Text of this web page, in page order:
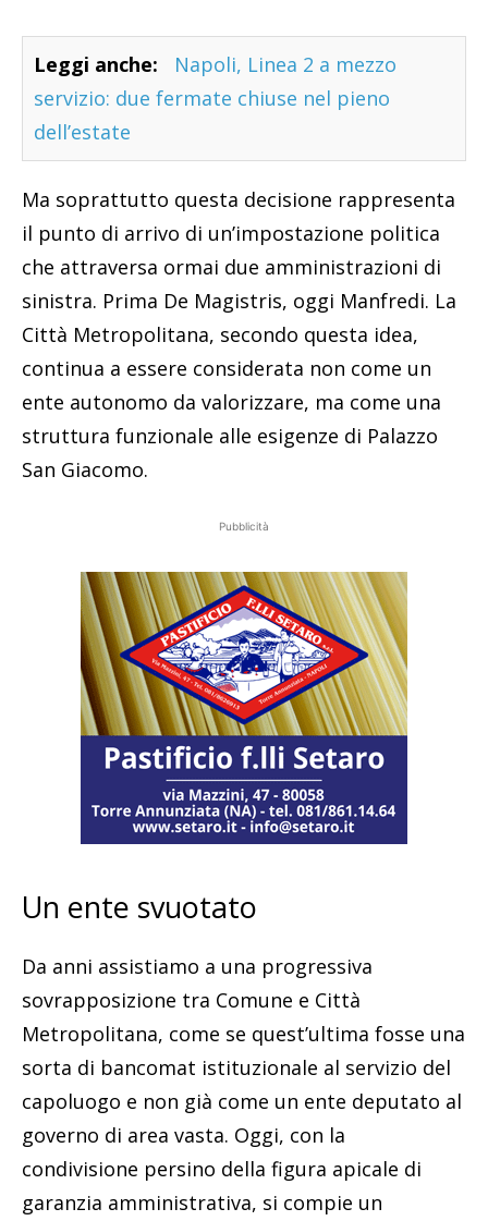
Leggi anche:
Napoli, Linea 2 a mezzo
servizio: due fermate chiuse nel pieno
dell’estate
Ma soprattutto questa decisione rappresenta
il punto di arrivo di un’impostazione politica
che attraversa ormai due amministrazioni di
sinistra. Prima De Magistris, oggi Manfredi. La
Città Metropolitana, secondo questa idea,
continua a essere considerata non come un
ente autonomo da valorizzare, ma come una
struttura funzionale alle esigenze di Palazzo
San Giacomo.
Pubblicità
Un ente svuotato
Da anni assistiamo a una progressiva
sovrapposizione tra Comune e Città
Metropolitana, come se quest’ultima fosse una
sorta di bancomat istituzionale al servizio del
capoluogo e non già come un ente deputato al
governo di area vasta. Oggi, con la
condivisione persino della figura apicale di
garanzia amministrativa, si compie un